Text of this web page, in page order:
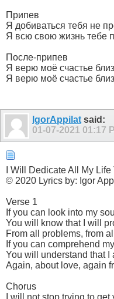
Припев
Я добиваться тебя не
Я всю свою жизнь тебе
После-припев
Я верю моё счастье
Я верю моё счастье
IgorAppilat said:
01-07-2021 01:17
I Will Dedicate All My Life
© 2020 Lyrics by: Igor
Verse 1
If you can look into my
You will know that I will
From all problems, from
If you can comprehend
You will understand that I
Again, about love, again
Chorus
I will not stop trying to